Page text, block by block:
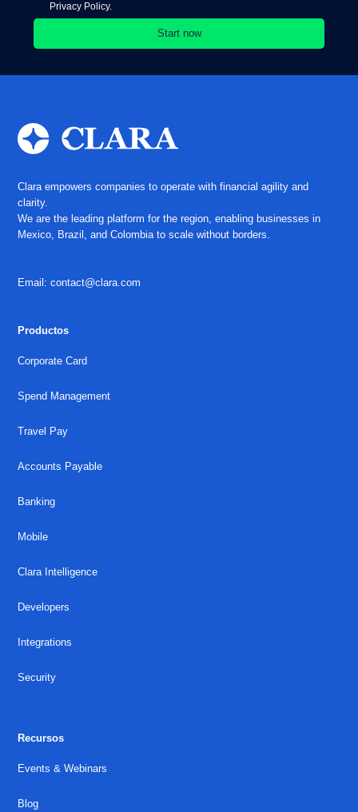
Privacy Policy.
Clara empowers companies to operate with financial agility and
clarity.
We are the leading platform for the region, enabling businesses in
Mexico, Brazil, and Colombia to scale without borders.
Email: contact@clara.com
Productos
Corporate Card
Spend Management
Travel Pay
Accounts Payable
Banking
Mobile
Clara Intelligence
Developers
Integrations
Security
Recursos
Events & Webinars
Blog